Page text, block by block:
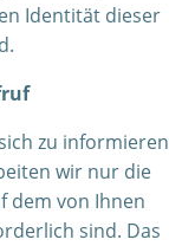
Identität dieser
zu informieren
wir nur die
dem von Ihnen
sind. Das